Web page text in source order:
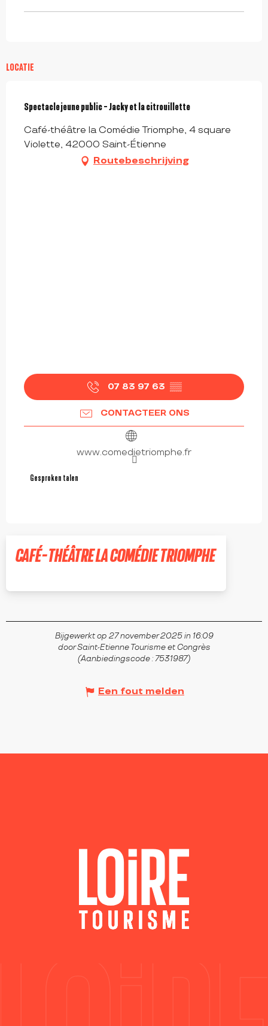
LOCATIE
Spectacle jeune public - Jacky et la citrouillette
Café-théâtre la Comédie Triomphe, 4 square
Violette, 42000 Saint-Étienne
Routebeschrijving
07 83 97 63 ▒▒
CONTACTEER ONS
www.comedietriomphe.fr
Gesproken talen
Gesproken talen
CAFÉ-THÉÂTRE LA COMÉDIE TRIOMPHE
Bijgewerkt op 27 november 2025 in 16:09
door Saint-Etienne Tourisme et Congrès
(Aanbiedingscode :7531987)
Een fout melden